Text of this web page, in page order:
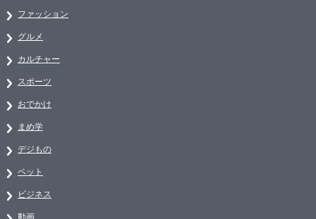
ファッション
グルメ
カルチャー
スポーツ
おでかけ
まめ学
デジもの
ペット
ビジネス
動画